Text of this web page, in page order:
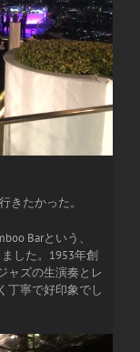
きたかった。
Barという、
した。1953年創
ャズの生演奏とレ
丁寧で好印象でし